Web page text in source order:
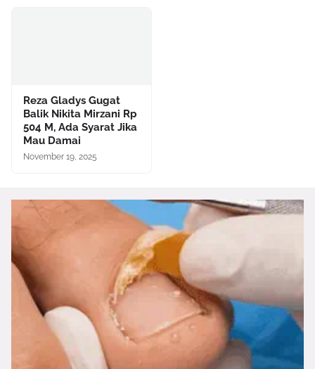
Reza Gladys Gugat
Balik Nikita Mirzani Rp
504 M, Ada Syarat Jika
Mau Damai
November 19, 2025